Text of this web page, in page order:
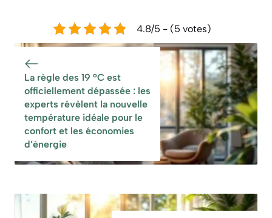
4.8/5 - (5 votes)
La règle des 19 °C est
officiellement dépassée : les
experts révèlent la nouvelle
température idéale pour le
confort et les économies
d’énergie